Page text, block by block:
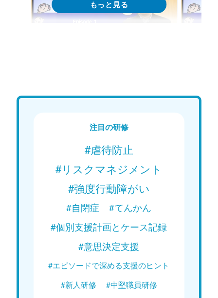
援者の不安や悩み」
Web講義を視聴する
援者の
注目の研修
#虐待防止
#リスクマネジメント
#強度行動障がい
#自閉症
#てんかん
#個別支援計画とケース記録
#意思決定支援
#エピソードで深める支援のヒント
#新人研修
#中堅職員研修